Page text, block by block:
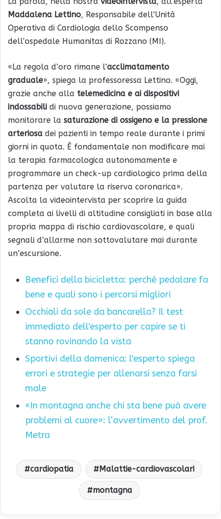
Maddalena Lettino, Responsabile dell’Unità
Operativa di Cardiologia dello Scompenso
dell’ospedale Humanitas di Rozzano (MI).
«La regola d’oro rimane l’acclimatamento
graduale», spiega la professoressa Lettino. «Oggi,
grazie anche alla telemedicina e ai dispositivi
indossabili di nuova generazione, possiamo
monitorare la saturazione di ossigeno e la pressione
arteriosa dei pazienti in tempo reale durante i primi
giorni in quota. È fondamentale non modificare mai
la terapia farmacologica autonomamente e
programmare un check-up cardiologico prima della
partenza per valutare la riserva coronarica».
Ascolta la videointervista per scoprire la guida
completa ai livelli di altitudine consigliati in base alla
propria mappa di rischio cardiovascolare, e quali
segnali d’allarme non sottovalutare mai durante
un’escursione.
Benefici della bicicletta: perché pedalare fa
bene e quali sono i percorsi migliori
Occhiali da sole da bancarella? Il test
immediato dell'esperto per capire se ti
stanno rovinando la vista
Sportivi della domenica: l'esperto spiega
errori e strategie per allenarsi senza farsi
male
«In montagna anche chi sta bene può avere
problemi al cuore»: l’avvertimento del prof.
Metra
cardiopatia Malattie-cardiovascolari
montagna